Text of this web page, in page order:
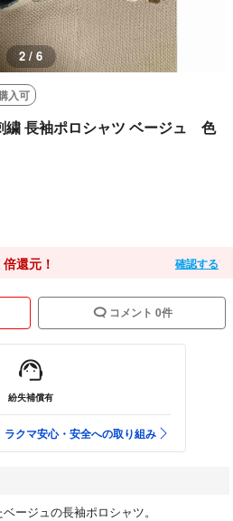
3 / 6
入可
長袖ポロシャツ ベージュ 色
倍還元！ 確認する
コメント 0件
紛失補償有
ラクマ安心・安全への取り組み
ージュの長袖ポロシャツ。